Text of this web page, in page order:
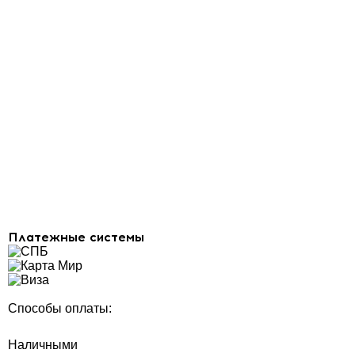
Платежные системы
Способы оплаты:
Наличными